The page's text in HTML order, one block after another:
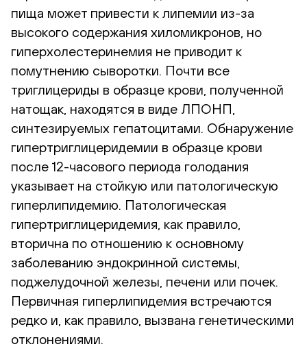
пища может привести к липемии из-за
высокого содержания хиломикронов, но
гиперхолестеринемия не приводит к
помутнению сыворотки. Почти все
триглицериды в образце крови, полученной
натощак, находятся в виде ЛПОНП,
синтезируемых гепатоцитами. Обнаружение
гипертриглицеридемии в образце крови
после 12-часового периода голодания
указывает на стойкую или патологическую
гиперлипидемию. Патологическая
гипертриглицеридемия, как правило,
вторична по отношению к основному
заболеванию эндокринной системы,
поджелудочной железы, печени или почек.
Первичная гиперлипидемия встречаются
редко и, как правило, вызвана генетическими
отклонениями.